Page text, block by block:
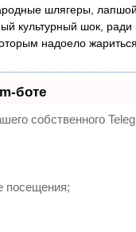
шлягеры,
шок, ради
надоело
боте
собственного
посещения;